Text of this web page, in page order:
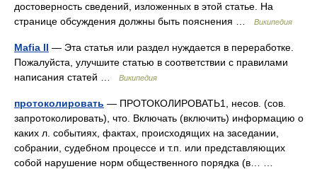
достоверность сведений, изложенных в этой статье. На
странице обсуждения должны быть пояснения …
Википедия
Mafia II — Эта статья или раздел нуждается в переработке.
Пожалуйста, улучшите статью в соответствии с правилами
написания статей …
Википедия
протоколировать — ПРОТОКОЛИРОВАТЬ1, несов. (сов.
запротоколировать), что. Включать (включить) информацию о
каких л. событиях, фактах, происходящих на заседании,
собрании, судебном процессе и т.п. или представляющих
собой нарушение норм общественного порядка (в… …